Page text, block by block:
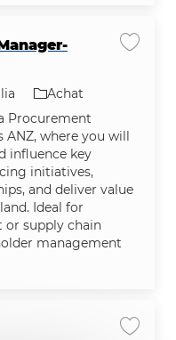
Catégorie
Achat
Procurement
ANZ, where you will
influence key
initiatives,
and deliver value
Ideal for
or supply chain
management